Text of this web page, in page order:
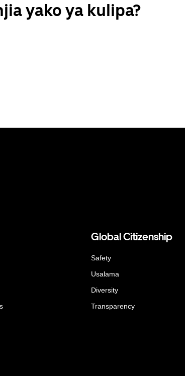
yako ya kulipa?
Global Citizenship
Safety
Usalama
Diversity
Transparency